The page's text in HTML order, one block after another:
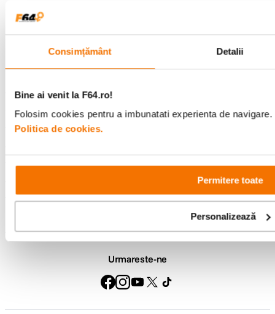
Consimțământ Detalii
Bine ai venit la F64.ro!
Folosim cookies pentru a imbunatati experienta de
Politica de cookies.
Permitere toate
Personalizează
specializata
499lei
Comenzi si livrare
Urmareste-ne